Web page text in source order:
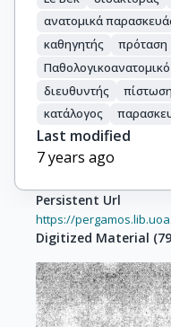
ανατομικά
καθηγητής
πρόταση
διευθυντής
πίστωση
κατάλογος
Last modified
7 years ago
Persistent Url
https://
Digitized Material (79